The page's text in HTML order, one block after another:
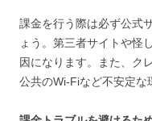
課金を行う際は必ず公式
ょう。第三者サイトや怪
因になります。また、ク
公共のWi-Fiなど不安定な